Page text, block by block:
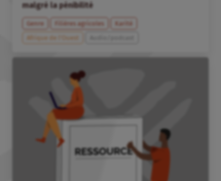
malgré la pénibilité
Genre Filières agricoles
Karité
Afrique de l’Ouest